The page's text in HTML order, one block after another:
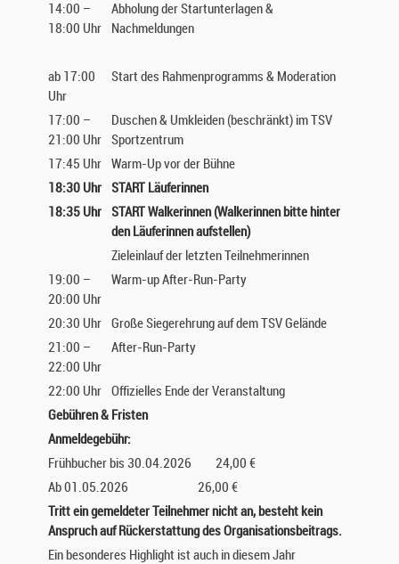
14:00 –
18:00 Uhr
Abholung der Startunterlagen &
Nachmeldungen
ab 17:00
Uhr
Start des Rahmenprogramms & Moderation
17:00 –
21:00 Uhr
Duschen & Umkleiden (beschränkt) im TSV
Sportzentrum
17:45 Uhr
Warm-Up vor der Bühne
18:30 Uhr
START Läuferinnen
18:35 Uhr
START Walkerinnen (Walkerinnen bitte hinter
den Läuferinnen aufstellen)
Zieleinlauf der letzten Teilnehmerinnen
19:00 –
20:00 Uhr
Warm-up After-Run-Party
20:30 Uhr
Große Siegerehrung auf dem TSV Gelände
21:00 –
22:00 Uhr
After-Run-Party
22:00 Uhr
Offizielles Ende der Veranstaltung
Gebühren & Fristen
Anmeldegebühr:
Frühbucher bis 30.04.2026 24,00 €
Ab 01.05.2026 26,00 €
Tritt ein gemeldeter Teilnehmer nicht an, besteht kein
Anspruch auf Rückerstattung des Organisationsbeitrags.
Ein besonderes Highlight ist auch in diesem Jahr